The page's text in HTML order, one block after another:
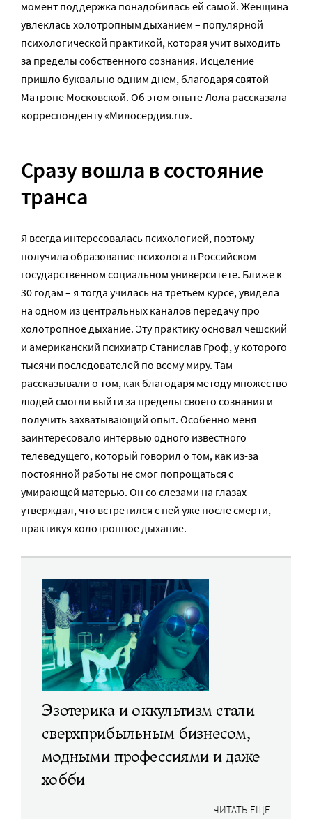
момент поддержка понадобилась ей самой. Женщина
увлеклась холотропным дыханием – популярной
психологической практикой, которая учит выходить
за пределы собственного сознания. Исцеление
пришло буквально одним днем, благодаря святой
Матроне Московской. Об этом опыте Лола рассказала
корреспонденту «Милосердия.ru».
Cразу вошла в состояние
транса
Я всегда интересовалась психологией, поэтому
получила образование психолога в Российском
государственном социальном университете. Ближе к
30 годам – я тогда училась на третьем курсе, увидела
на одном из центральных каналов передачу про
холотропное дыхание. Эту практику основал чешский
и американский психиатр Станислав Гроф, у которого
тысячи последователей по всему миру. Там
рассказывали о том, как благодаря методу множество
людей смогли выйти за пределы своего сознания и
получить захватывающий опыт. Особенно меня
заинтересовало интервью одного известного
телеведущего, который говорил о том, как из-за
постоянной работы не смог попрощаться с
умирающей матерью. Он со слезами на глазах
утверждал, что встретился с ней уже после смерти,
практикуя холотропное дыхание.
Эзотерика и оккультизм стали
сверхприбыльным бизнесом,
модными профессиями и даже
хобби
ЧИТАТЬ ЕЩЕ